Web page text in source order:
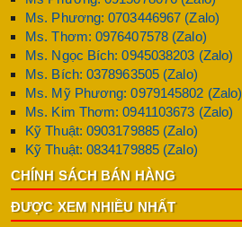
Ms. Phương: 0703446967 (Zalo)
Ms. Thơm: 0976407578 (Zalo)
Ms. Ngọc Bích: 0945038203 (Zalo)
Ms. Bích: 0378963505 (Zalo)
Ms. Mỹ Phương: 0979145802 (Zalo)
Ms. Kim Thơm: 0941103673 (Zalo)
Kỹ Thuật: 0903179885 (Zalo)
Kỹ Thuật: 0834179885 (Zalo)
CHÍNH SÁCH BÁN HÀNG
ĐƯỢC XEM NHIỀU NHẤT